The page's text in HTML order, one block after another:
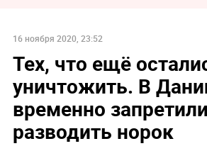
16 ноября 2020, 23:52
Тех, что ещё
уничтожить. В
временно запретили
разводить норок